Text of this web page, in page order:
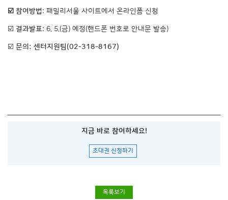
☑️ 참여방법: 패밀리서울 사이트에서 온라인폼 신청
☑️ 결과발표: 6. 5.(금) 예정(핸드폰 번호로 안내문 발송)
☑️ 문의: 센터지원팀(02-318-8167)
지금 바로 참여하세요!
초대권 신청하기
목록보기